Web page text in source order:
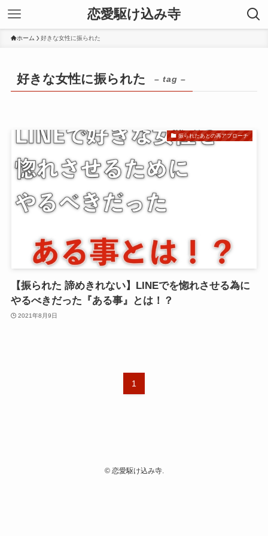
恋愛駆け込み寺
ホーム 好きな女性に振られた
好きな女性に振られた – tag –
振られたあとの再アプローチ
【振られた 諦めきれない】LINEでを惚れさせる為に
やるべきだった『ある事』とは！？
2021年8月9日
1
©恋愛駆け込み寺.